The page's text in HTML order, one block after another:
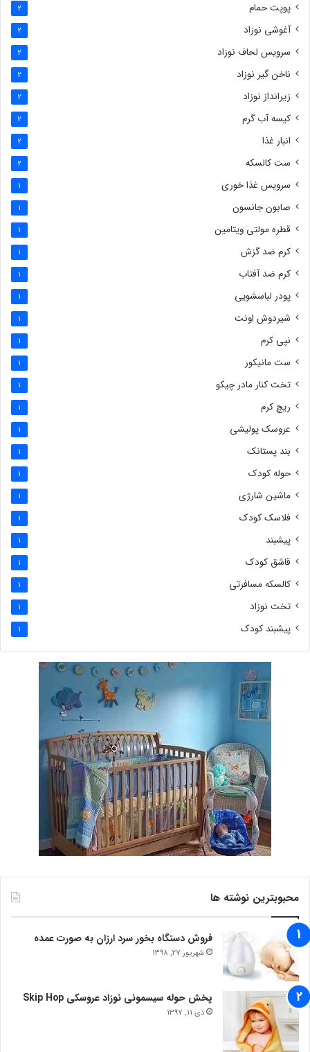
پوپت حمام 2
آغوشی نوزاد 2
سرویس لحاف نوزاد 2
ناخن گیر نوزاد 2
زیرانداز نوزاد 2
کیسه آب گرم 2
انبار غذا 2
ست کالسکه 2
سرویس غذا خوری 1
صابون جانسون 1
قطره مولتی ویتامین 1
کرم ضد گزش 1
کرم ضد آفتاب 1
پودر لباسشویی 1
شیردوش اونت 1
نپی کرم 1
ست مانیکور 1
تخت کنار مادر چیکو 1
ریچ کرم 1
عروسک پولیشی 1
بند پستانک 1
حوله کودک 1
ماشین شارژی 1
فلاسک کودک 1
پیشبند 1
قاشق کودک 1
کالسکه مسافرتی 1
تخت نوزاد 1
پیشبند کودک 1
محبوبترین نوشته ها
فروش دستگاه بخور سرد ارزان به صورت عمده
شهریور 27, 1398
پخش حوله سیسمونی نوزاد عروسکی Skip Hop
دی 11, 1397